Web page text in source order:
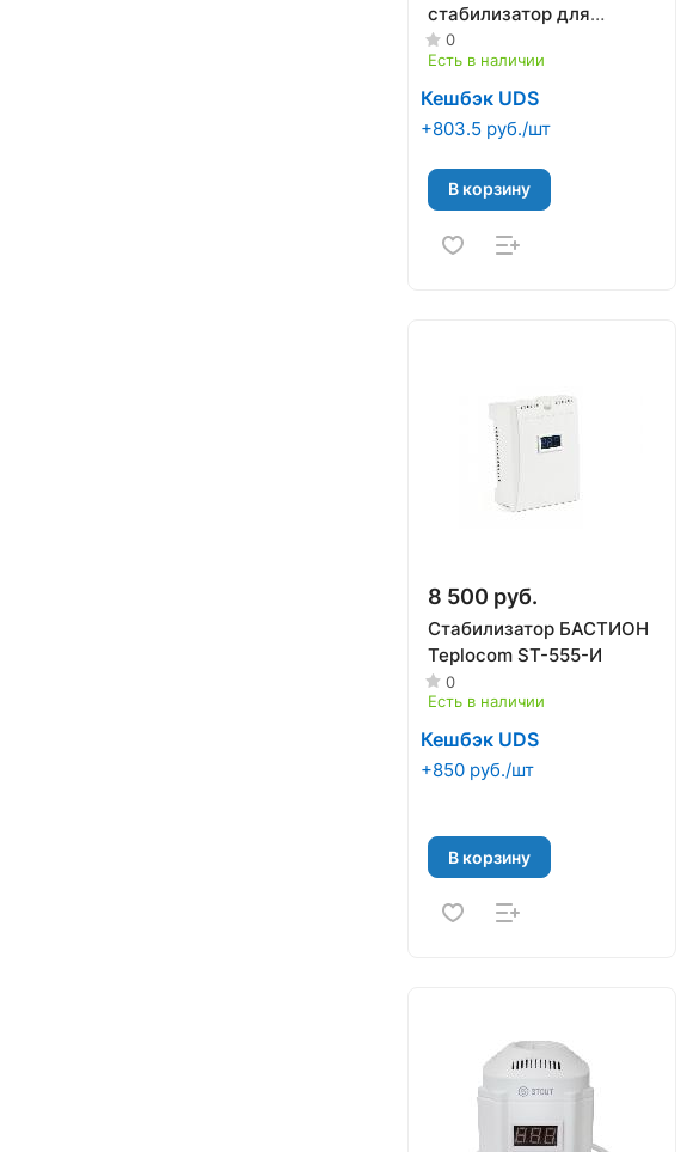
стабилизатор для
котельного
оборудования BAXI
Energy 400
0
Есть в наличии
Кешбэк UDS
+803.5 руб./шт
В корзину
8 500 руб.
Стабилизатор БАСТИОН
Teplocom ST-555-И
0
Есть в наличии
Кешбэк UDS
+850 руб./шт
В корзину